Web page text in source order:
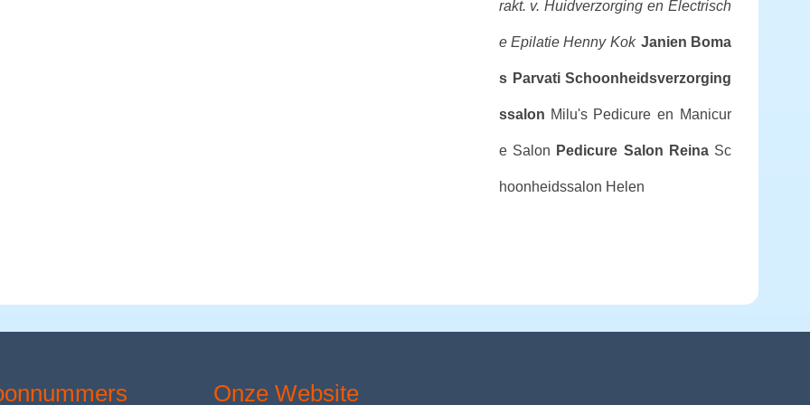
rakt. v. Huidverzorging en Electrisch
e Epilatie Henny Kok Janien Boma
s Parvati Schoonheidsverzorging
ssalon Milu's Pedicure en Manicur
e Salon Pedicure Salon Reina Sc
hoonheidssalon Helen
Onze Website